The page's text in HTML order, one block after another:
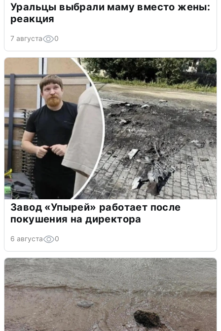
Уральцы выбрали маму вместо жены:
реакция
7 августа 0
Завод «Упырей» работает после
покушения на директора
6 августа 0